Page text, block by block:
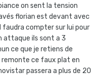
on sent la tension
florian est devant avec
faudra compter sur lui pour
attaque ils sont a 3
ce que je retiens de
remonte ce faux plat en
passera a plus de 20